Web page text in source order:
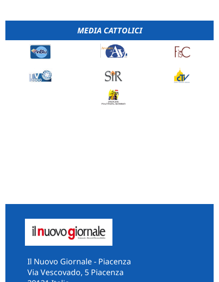
MEDIA CATTOLICI
Il Nuovo Giornale - Piacenza
Via Vescovado, 5 Piacenza